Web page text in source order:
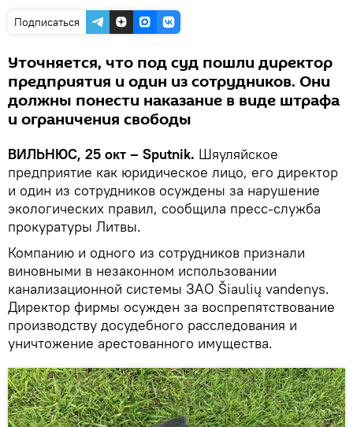
Подписаться
Уточняется, что под суд пошли директор
предприятия и один из сотрудников. Они
должны понести наказание в виде штрафа
и ограничения свободы
ВИЛЬНЮС, 25 окт – Sputnik. Шяуляйское
предприятие как юридическое лицо, его директор
и один из сотрудников осуждены за нарушение
экологических правил, сообщила пресс-служба
прокуратуры Литвы.
Компанию и одного из сотрудников признали
виновными в незаконном использовании
канализационной системы ЗАО Šiaulių vandenys.
Директор фирмы осужден за воспрепятствование
производству досудебного расследования и
уничтожение арестованного имущества.